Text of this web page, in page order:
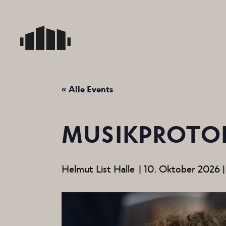
content
« Alle Events
Helmut List Halle | 10. Oktober 2026